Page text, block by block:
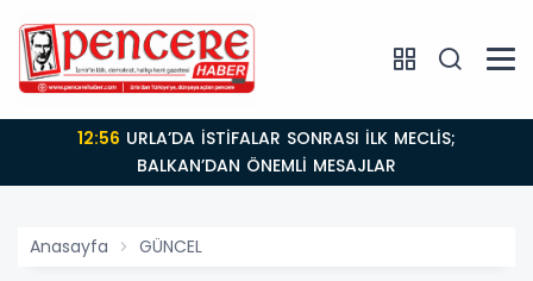
12:56
BALKAN’DAN ÖNEMLİ MESAJLAR
Anasayfa GÜNCEL